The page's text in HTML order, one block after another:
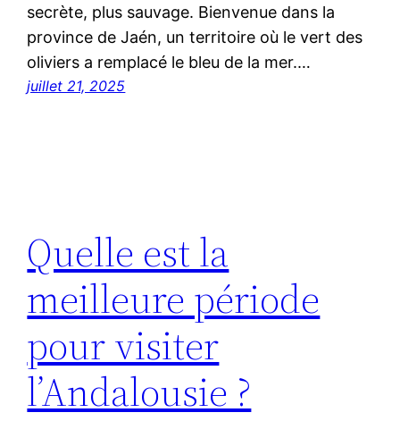
secrète, plus sauvage. Bienvenue dans la
province de Jaén, un territoire où le vert des
oliviers a remplacé le bleu de la mer.…
juillet 21, 2025
Quelle est la
meilleure période
pour visiter
l’Andalousie ?